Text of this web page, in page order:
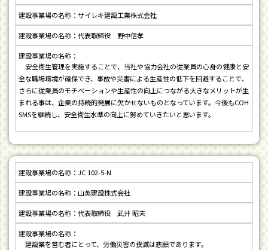
サイレキ建設工業株式会社
代表取締役 野中信孝
安全衛生管理を実施することで、当社や協力会社の従業員の心身の健康と安
全な職場環境が確保でき、事故や災害による生産性の低下を回避することで、
さらに従業員のモチベーションや生産性の向上につながる大きなメリットが生
まれる事は、企業の持続的発展に欠かせないものとなっています。今後もCOH
SMSを継続し、安全衛生水準の向上に努めていきたいと思います。
JC 102-5-N
山英建設株式会社
代表取締役 武井 昭夫
建設業を営む者にとって、労働災害の撲滅は悲願であります。